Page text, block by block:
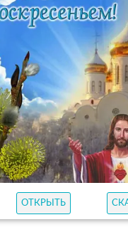
ОТКРЫТЬ